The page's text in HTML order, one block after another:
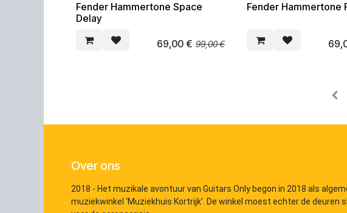
SOLDEN
Fender Hammertone Space
Delay
69,00 € 99,00€
SOLDEN
Fender Hammertone
Over ons
2018 - Het muzikale avontuur van Guitars Only begon in 2018 als
muziekwinkel 'Muziekhuis Kortrijk'. De winkel moest echter de deuren